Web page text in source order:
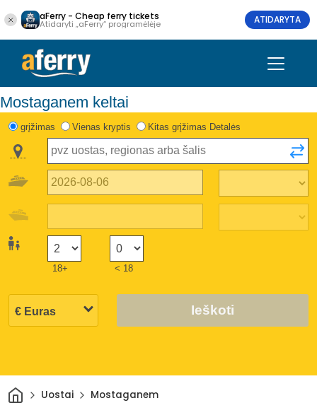
aFerry - Cheap ferry tickets
Atidaryti „aFerry“ programėlėje ATIDARYTA
Mostaganem keltai
grįžimas Vienas kryptis Kitas grįžimas Detalės
18+ < 18
Ieškoti
Pradžia
Uostai Mostaganem